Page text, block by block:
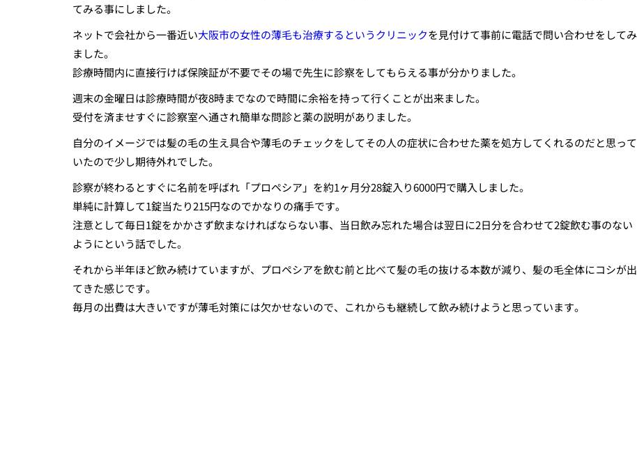
てみる事にしました。
ネットで会社から一番近い大阪市の女性の薄毛も治療するというクリニックを見付けて事前に電話で問い合わせをしてみ
ました。
診療時間内に直接行けば保険証が不要でその場で先生に診察をしてもらえる事が分かりました。
週末の金曜日は診療時間が夜8時までなので時間に余裕を持って行くことが出来ました。
受付を済ませすぐに診察室へ通され簡単な問診と薬の説明がありました。
自分のイメージでは髪の毛の生え具合や薄毛のチェックをしてその人の症状に合わせた薬を処方してくれるのだと思って
いたので少し期待外れでした。
診察が終わるとすぐに名前を呼ばれ「プロペシア」を約1ヶ月分28錠入り6000円で購入しました。
単純に計算して1錠当たり215円なのでかなりの痛手です。
注意として毎日1錠をかかさず飲まなければならない事、当日飲み忘れた場合は翌日に2日分を合わせて2錠飲む事のない
ようにという話でした。
それから半年ほど飲み続けていますが、プロペシアを飲む前と比べて髪の毛の抜ける本数が減り、髪の毛全体にコシが出
てきた感じです。
毎月の出費は大きいですが薄毛対策には欠かせないので、これからも継続して飲み続けようと思っています。